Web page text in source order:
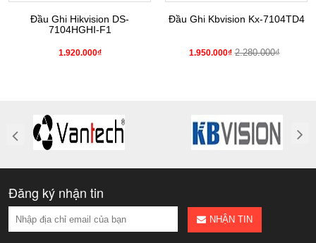
Đầu Ghi Hikvision DS-
7104HGHI-F1
1.920.000₫
Đầu Ghi Kbvision Kx-7104TD4
1.950.000₫ 2.280.000₫
Đăng ký nhận tin
NHẬN TIN